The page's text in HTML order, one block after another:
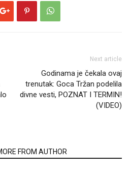
Next article
Godinama je čekala ovaj
trenutak: Goca Tržan podelila
divne vesti, POZNAT I TERMIN!
(VIDEO)
FROM AUTHOR